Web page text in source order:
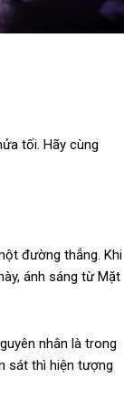
tối. Hãy cùng
đường thẳng. Khi
ánh sáng từ Mặt
nhân là trong
sát thì hiện tượng